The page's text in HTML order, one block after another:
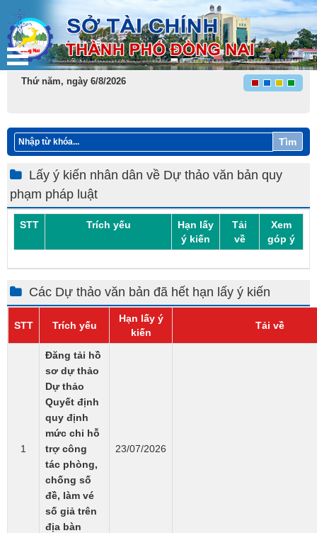
Thứ năm, ngày 6/8/2026
Tìm
Lấy ý kiến nhân dân về Dự thảo văn bản quy
phạm pháp luật
STT Trích yếu
Hạn lấy
ý kiến
Tải
về
Xem
góp ý
Các Dự thảo văn bản đã hết hạn lấy ý kiến
STT Trích yếu
Hạn lấy ý
kiến
Tải về
1
Đăng tải hồ
sơ dự thảo
Dự thảo
Quyết định
quy định
mức chi hỗ
trợ công
tác phòng,
chống số
đề, làm vé
số giả trên
địa bàn
23/07/2026